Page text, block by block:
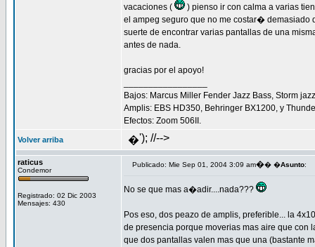
vacaciones (
) pienso ir con calma a varias
el ampeg seguro que no me costar� demasiado
suerte de encontrar varias pantallas de una
antes de nada.
gracias por el apoyo!
Bajos: Marcus Miller Fender Jazz Bass, Storm
Amplis: EBS HD350, Behringer BX1200, y
Efectos: Zoom 506II.
Volver arriba �'); //-->
raticus
Condemor
Registrado: 02 Dic 2003
Mensajes: 430
Publicado: Mie Sep 01, 2004 3:09 am�� �Asunto:
No se que mas a�adir....nada???
Pos eso, dos peazo de amplis, preferible... la
de presencia porque moverias mas aire que
que dos pantallas valen mas que una (bastante